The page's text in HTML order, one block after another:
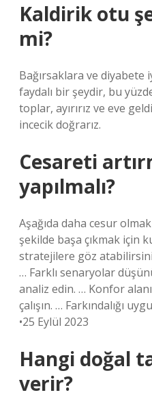
Kaldirik otu
mi?
Bağırsaklara ve diyabete
faydalı bir şeydir, bu
toplar, ayırırız ve eve
incecik doğrarız.
Cesareti
yapılmalı?
Aşağıda daha cesur
şekilde başa çıkmak için
stratejilere göz
… Farklı senaryolar
analiz edin. … Konfor
çalışın. … Farkındalığı
•25 Eylül 2023
Hangi doğal
verir?